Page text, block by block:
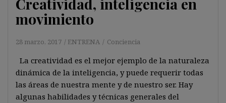
Creatividad, inteligencia en
movimiento
28 marzo, 2017 ENTRENA Conciencia
La creatividad es el mejor ejemplo de la naturaleza
dinámica de la inteligencia, y puede requerir todas
las áreas de nuestra mente y de nuestro ser. Hay
algunas habilidades y técnicas generales del